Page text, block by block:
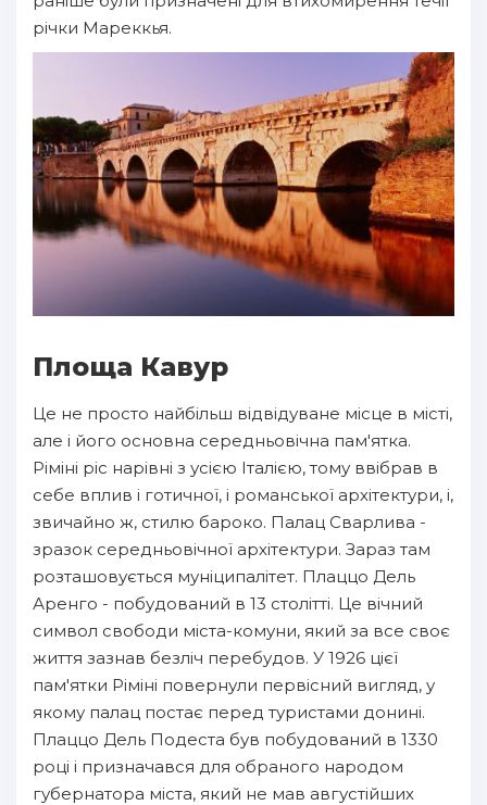
річки Мареккья.
Площа Кавур
Це не просто найбільш відвідуване місце в місті,
але і його основна середньовічна пам'ятка.
Ріміні ріс нарівні з усією Італією, тому ввібрав в
себе вплив і готичної, і романської архітектури, і,
звичайно ж, стилю бароко. Палац Сварлива -
зразок середньовічної архітектури. Зараз там
розташовується муніципалітет. Плаццо Дель
Аренго - побудований в 13 столітті. Це вічний
символ свободи міста-комуни, який за все своє
життя зазнав безліч перебудов. У 1926 цієї
пам'ятки Ріміні повернули первісний вигляд, у
якому палац постає перед туристами донині.
Плаццо Дель Подеста був побудований в 1330
році і призначався для обраного народом
губернатора міста, який не мав августійших